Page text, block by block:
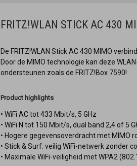
FRITZ!WLAN STICK AC 430
De FRITZ!WLAN Stick AC 430 MIMO
Door de MIMO technologie kan deze
ondersteunen zoals de FRITZ!Box 7590!
Product highlights
• WiFi AC tot 433 Mbit/s, 5 GHz
• WiFi N tot 150 Mbit/s, dual band 2,4 of 5
• Hogere gegevensoverdracht met MIMO
• Stick & Surf: veilig WiFi-netwerk zonder
• Maximale WiFi-veiligheid met WPA2